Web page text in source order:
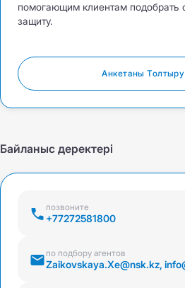
помогающим клиентам подобрать
защиту.
Анкетаны Толтыру
Байланыс деректері
позвоните
+77272581800
по подбору агентов
Zaikovskaya.Xe@nsk.kz,